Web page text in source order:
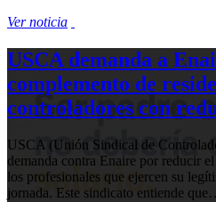
Ver noticia
USCA demanda a
complemento de
controladores con
USCA (Unión Sindical de
demanda contra Enaire por reducir
los profesionales que ejercen su
jornada. Este sindicato entiende